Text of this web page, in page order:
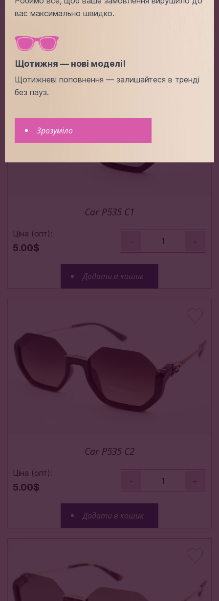
Car P535 C1
Ціна (опт):
5.00$
- +
Додати в кошик
Car P535 C2
Ціна (опт):
5.00$
- +
Додати в кошик
вас максимально швидко.
Щотижня — нові моделі!
Щотижневі поповнення — залишайтеся в тренді
без пауз.
Зрозуміло